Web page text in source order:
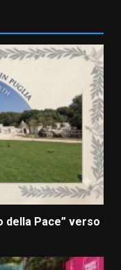
della Pace” verso